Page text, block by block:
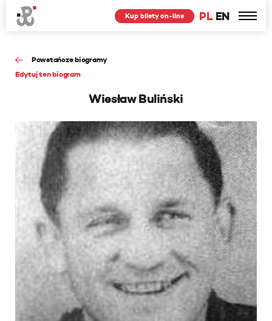
PL EN
Kup bilety on-line
Powstańcze biogramy
Edytuj ten biogram
Wiesław Buliński